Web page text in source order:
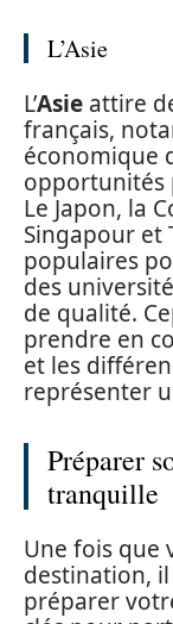
L’Asie
L’Asie attire
français,
économique
opportunités
Le Japon, la
Singapour et
populaires
des
de qualité.
prendre en
et les
représenter
Préparer
tranquille
Une fois que
destination,
préparer